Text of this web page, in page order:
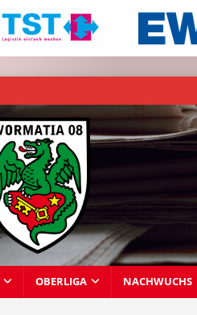
OBERLIGA NACHWUCHS